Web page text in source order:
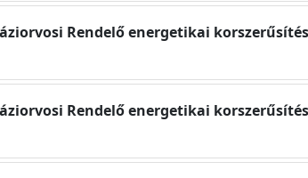
Rendelő energetikai
Rendelő energetikai